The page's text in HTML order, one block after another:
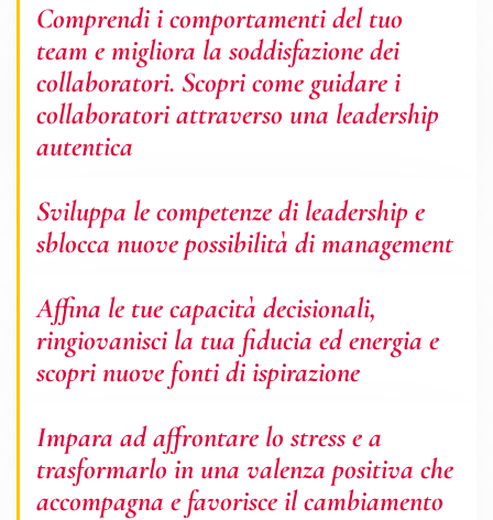
Comprendi i comportamenti del tuo
team e migliora la soddisfazione dei
collaboratori. Scopri come guidare i
collaboratori attraverso una leadership
autentica
Sviluppa le competenze di leadership e
sblocca nuove possibilità di management
Affina le tue capacità decisionali,
ringiovanisci la tua fiducia ed energia e
scopri nuove fonti di ispirazione
Impara ad affrontare lo stress e a
trasformarlo in una valenza positiva che
accompagna e favorisce il cambiamento